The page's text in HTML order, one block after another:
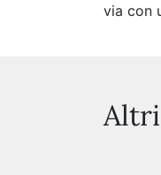
via con